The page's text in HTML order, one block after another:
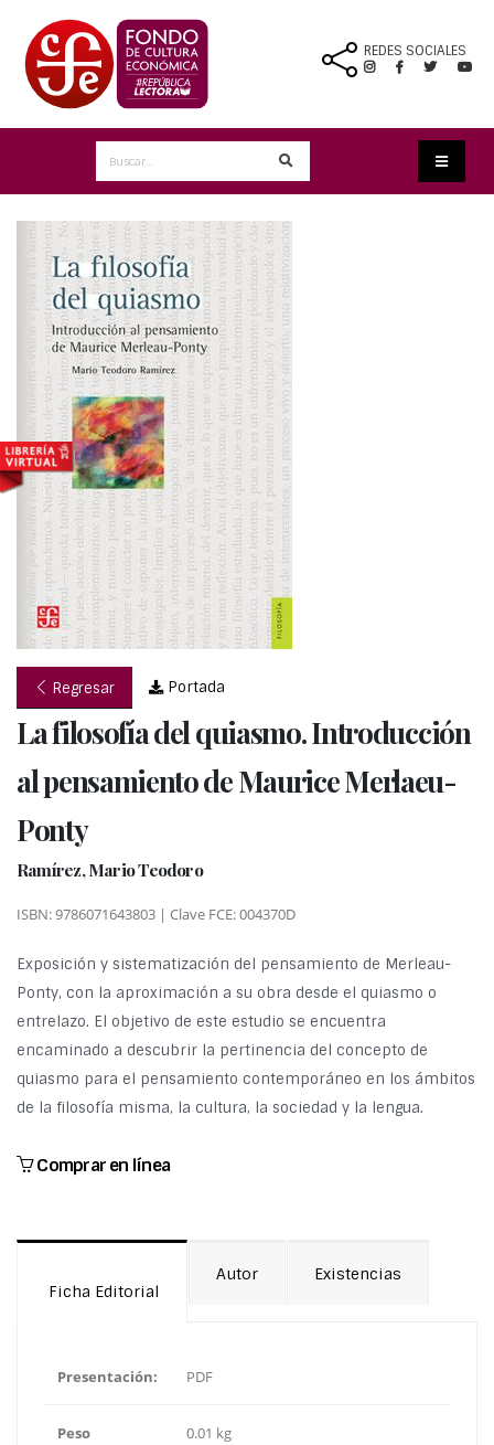
REDES SOCIALES
Regresar Portada
La filosofía del quiasmo. Introducción
al pensamiento de Maurice Merlaeu-
Ponty
Ramírez, Mario Teodoro
ISBN: 9786071643803 | Clave FCE: 004370D
Exposición y sistematización del pensamiento de Merleau-
Ponty, con la aproximación a su obra desde el quiasmo o
entrelazo. El objetivo de este estudio se encuentra
encaminado a descubrir la pertinencia del concepto de
quiasmo para el pensamiento contemporáneo en los ámbitos
de la filosofía misma, la cultura, la sociedad y la lengua.
Comprar en línea
Ficha Editorial
Autor Existencias
Presentación: PDF
Peso 0.01 kg